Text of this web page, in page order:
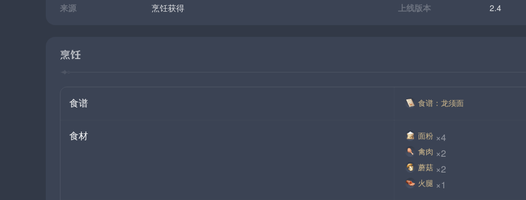
来源 烹饪获得 上线版本 2.4
烹饪
食谱 食谱：龙须面
食材 面粉 ×4
禽肉 ×2
蘑菇 ×2
火腿 ×1